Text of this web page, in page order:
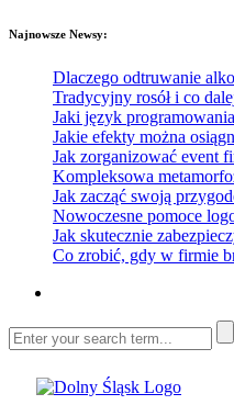
Najnowsze Newsy:
Dlaczego odtruwanie
Tradycyjny rosół i co
Jaki język
Jakie efekty można
Jak zorganizować event
Kompleksowa
Jak zacząć swoją
Nowoczesne pomoce
Jak skutecznie
Co zrobić, gdy w firmie